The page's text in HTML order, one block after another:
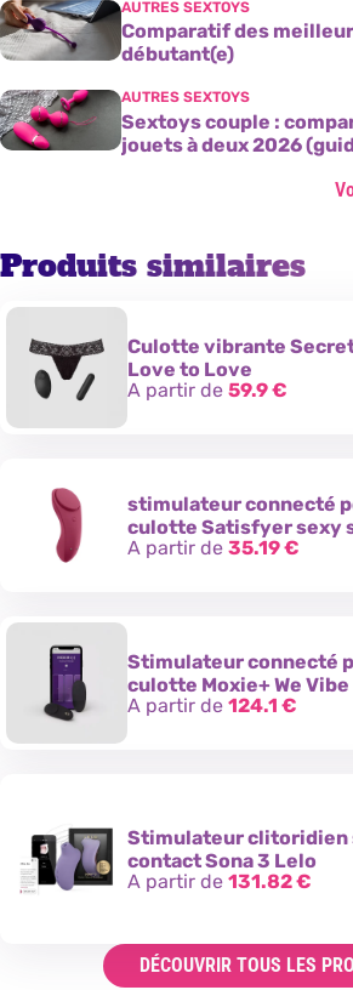
AUTRES SEXTOYS
Comparatif des
débutant(e)
AUTRES SEXTOYS
Sextoys couple :
jouets à deux 2026
Produits similaires
Culotte vibrante
Love to Love
A partir de 59.9€
stimulateur connecté
culotte Satisfyer sexy
A partir de 35.19€
Stimulateur connecté
culotte Moxie+ We Vibe
A partir de 124.1 €
Stimulateur clitoridien
contact Sona 3 Lelo
A partir de 131.82€
DÉCOUVRIR TOUS LES